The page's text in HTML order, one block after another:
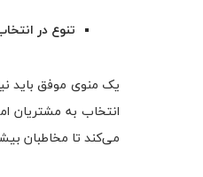
تنوع در
یک منوی موفق باید
انتخاب به مشتریان
می‌کند تا مخاطبان